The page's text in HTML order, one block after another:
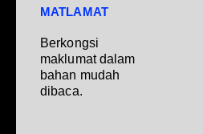
MATLAMAT
Berkongsi
maklumat dalam
bahan mudah
dibaca.